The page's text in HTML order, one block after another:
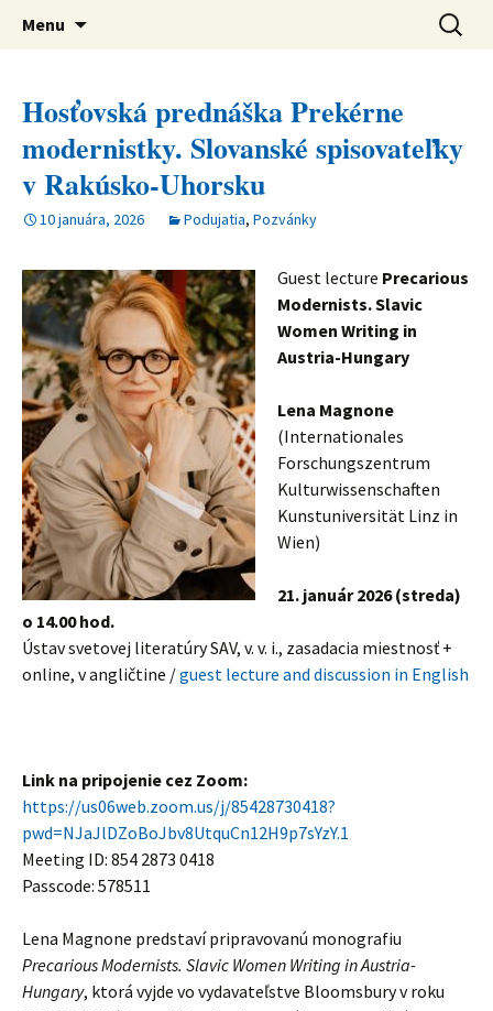
Ústav svetovej literatúry SAV
verejná výskumná inštitúcia
Menu Hľadať:
Hosťovská prednáška Prekérne
modernistky. Slovanské spisovateľky
v Rakúsko-Uhorsku
10 januára, 2026 Podujatia, Pozvánky
Guest lecture Precarious
Modernists. Slavic
Women Writing in
Austria-Hungary
Lena Magnone
(Internationales
Forschungszentrum
Kulturwissenschaften
Kunstuniversität Linz in
Wien)
21. január 2026 (streda)
o 14.00 hod.
Ústav svetovej literatúry SAV, v. v. i., zasadacia miestnosť +
online, v angličtine /guest lecture and discussion in English
Link na pripojenie cez Zoom:
https://us06web.zoom.us/j/85428730418?
pwd=NJaJlDZoBoJbv8UtquCn12H9p7sYzY.1
Meeting ID: 854 2873 0418
Passcode: 578511
Lena Magnone predstaví pripravovanú monografiu
Precarious Modernists. Slavic Women Writing in Austria-
Hungary, ktorá vyjde vo vydavateľstve Bloomsbury v roku